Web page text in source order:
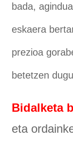
bada,
eskaera
prezioa
betetzen
Bidalketa
eta